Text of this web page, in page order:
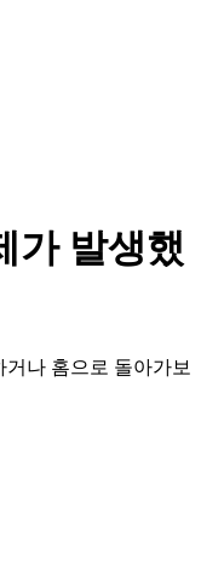
가 발생했
거나 홈으로 돌아가보